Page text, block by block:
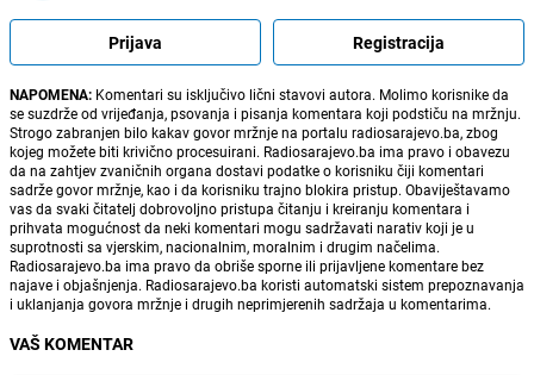
Prijava Registracija
NAPOMENA: Komentari su isključivo lični stavovi autora. Molimo korisnike da
se suzdrže od vrijeđanja, psovanja i pisanja komentara koji podstiču na mržnju.
Strogo zabranjen bilo kakav govor mržnje na portalu radiosarajevo.ba, zbog
kojeg možete biti krivično procesuirani. Radiosarajevo.ba ima pravo i obavezu
da na zahtjev zvaničnih organa dostavi podatke o korisniku čiji komentari
sadrže govor mržnje, kao i da korisniku trajno blokira pristup. Obaviještavamo
vas da svaki čitatelj dobrovoljno pristupa čitanju i kreiranju komentara i
prihvata mogućnost da neki komentari mogu sadržavati narativ koji je u
suprotnosti sa vjerskim, nacionalnim, moralnim i drugim načelima.
Radiosarajevo.ba ima pravo da obriše sporne ili prijavljene komentare bez
najave i objašnjenja. Radiosarajevo.ba koristi automatski sistem prepoznavanja
i uklanjanja govora mržnje i drugih neprimjerenih sadržaja u komentarima.
VAŠ KOMENTAR